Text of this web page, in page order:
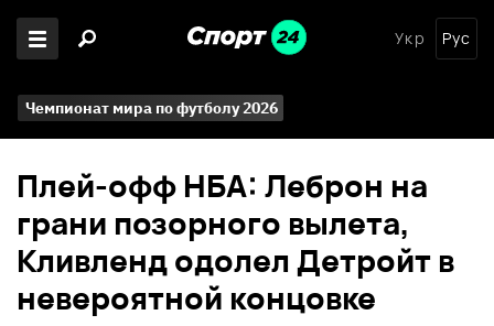
Укр Рус
Чемпионат мира по футболу 2026
Плей-офф НБА: Леброн на
грани позорного вылета,
Кливленд одолел Детройт в
невероятной концовке